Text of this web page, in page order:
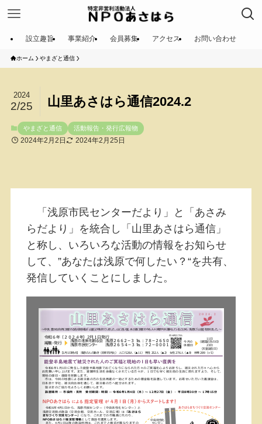
設立趣旨 事業紹介 会員募集 アクセス お問い合わせ
ホーム やまざと通信
山里あさはら通信2024.2
2024
2/25
やまざと通信 活動報告・発行広報物
2024年2月2日 2024年2月25日
「浅原市民センターだより」と「あさみ
らだより」を統合し「山里あさはら通信」
と称し、いろいろな活動の情報をお知らせ
して、”あなたは浅原で何したい？“を共有、
発信していくことにしました。